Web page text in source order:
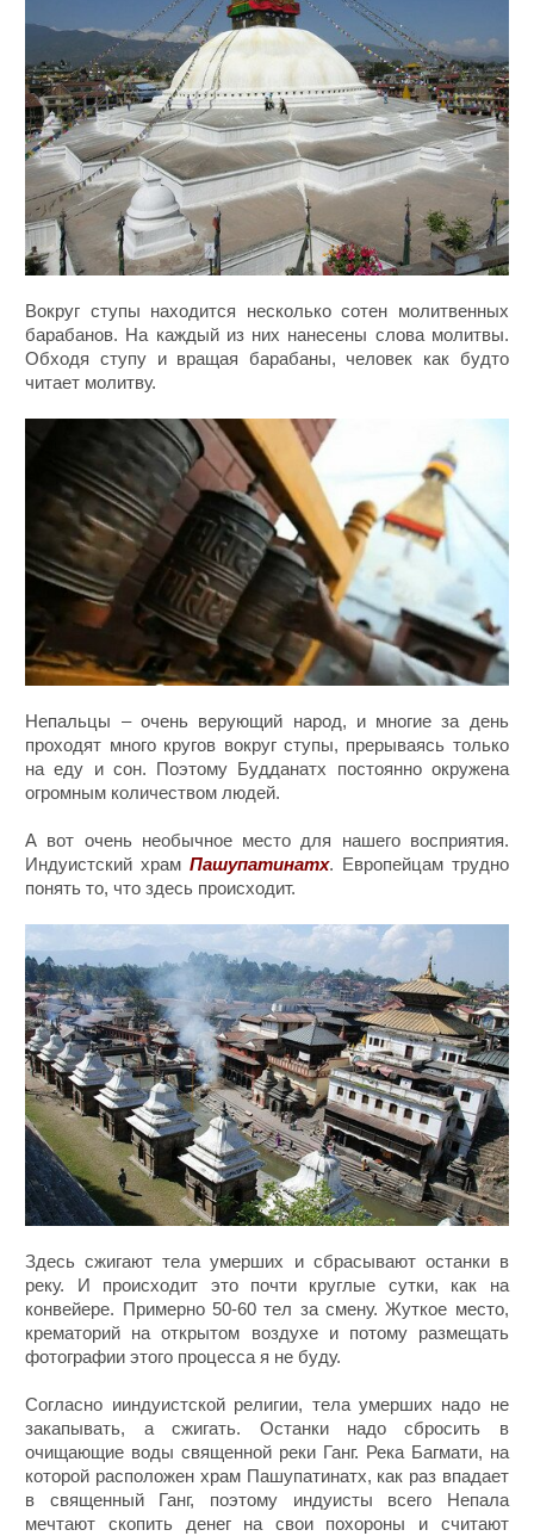
Вокруг ступы находится несколько сотен молитвенных
барабанов. На каждый из них нанесены слова молитвы.
Обходя ступу и вращая барабаны, человек как будто
читает молитву.
Непальцы – очень верующий народ, и многие за день
проходят много кругов вокруг ступы, прерываясь только
на еду и сон. Поэтому Будданатх постоянно окружена
огромным количеством людей.
А вот очень необычное место для нашего восприятия.
Индуистский храм Пашупатинатх. Европейцам трудно
понять то, что здесь происходит.
Здесь сжигают тела умерших и сбрасывают останки в
реку. И происходит это почти круглые сутки, как на
конвейере. Примерно 50-60 тел за смену. Жуткое место,
крематорий на открытом воздухе и потому размещать
фотографии этого процесса я не буду.
Согласно ииндуистской религии, тела умерших надо не
закапывать, а сжигать. Останки надо сбросить в
очищающие воды священной реки Ганг. Река Багмати, на
которой расположен храм Пашупатинатх, как раз впадает
в священный Ганг, поэтому индуисты всего Непала
мечтают скопить денег на свои похороны и считают